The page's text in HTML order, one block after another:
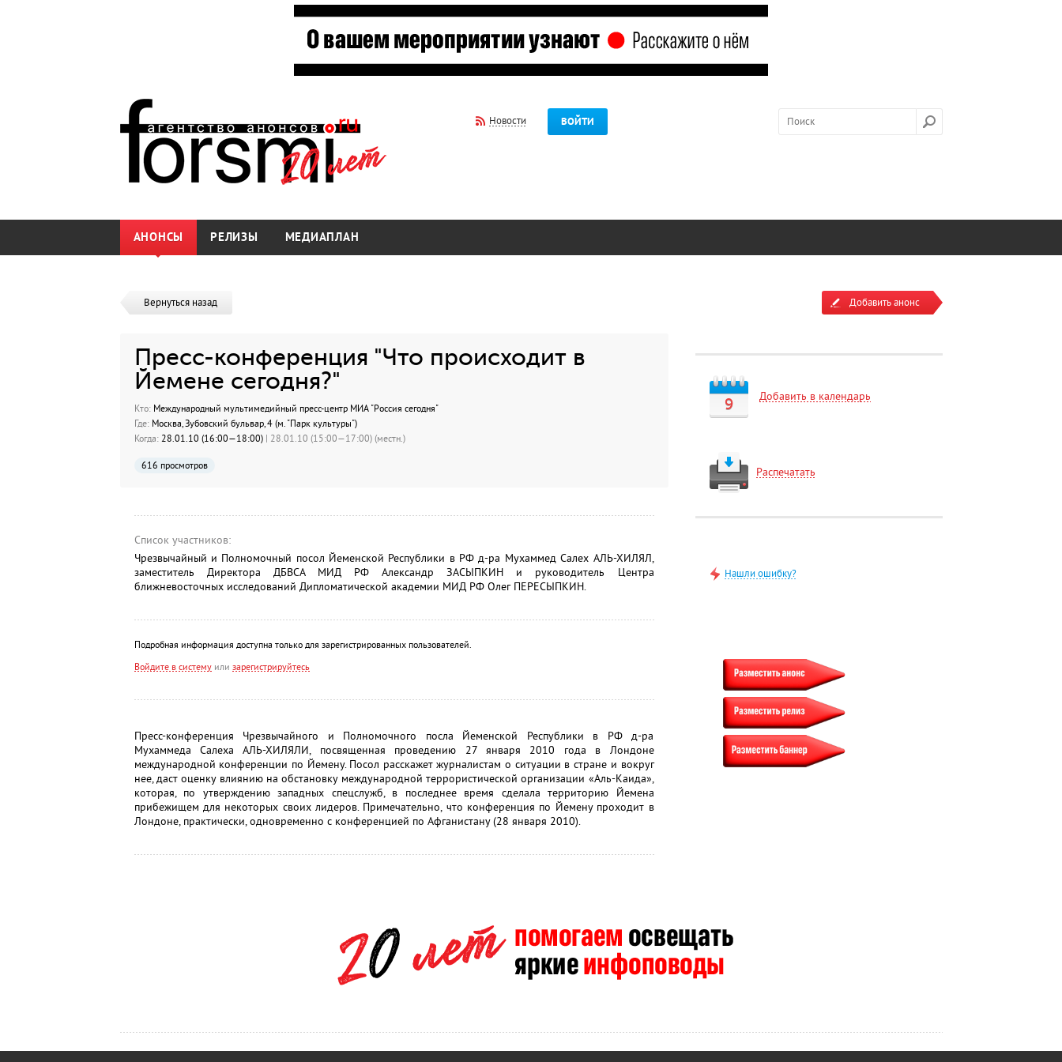
Новости ВОЙТИ
АНОНСЫ РЕЛИЗЫ МЕДИАПЛАН
Вернуться назад
Пресс-конференция "Что происходит в
Йемене сегодня?"
Кто:Международный мультимедийный пресс-центр МИА "Россия сегодня"
Где:Москва, Зубовский бульвар, 4 (м. "Парк культуры")
Когда:28.01.10 (16:00—18:00) | 28.01.10 (15:00—17:00) (местн.)
616 просмотров
Список участников:
Чрезвычайный и Полномочный посол Йеменской Республики в РФ д-ра Мухаммед Салех АЛЬ-ХИЛЯЛ,
заместитель Директора ДБВСА МИД РФ Александр ЗАСЫПКИН и руководитель Центра
ближневосточных исследований Дипломатической академии МИД РФ Олег ПЕРЕСЫПКИН.
Подробная информация доступна только для зарегистрированных пользователей.
Войдите в системуили зарегистрируйтесь
Пресс-конференция Чрезвычайного и Полномочного посла Йеменской Республики в РФ д-ра
Мухаммеда Салеха АЛЬ-ХИЛЯЛИ, посвященная проведению 27 января 2010 года в Лондоне
международной конференции по Йемену. Посол расскажет журналистам о ситуации в стране и вокруг
нее, даст оценку влиянию на обстановку международной террористической организации «Аль-Каида»,
которая, по утверждению западных спецслужб, в последнее время сделала территорию Йемена
прибежищем для некоторых своих лидеров. Примечательно, что конференция по Йемену проходит в
Лондоне, практически, одновременно с конференцией по Афганистану (28 января 2010).
Добавить анонс
9 Добавить в календарь
Распечатать
Нашли ошибку?